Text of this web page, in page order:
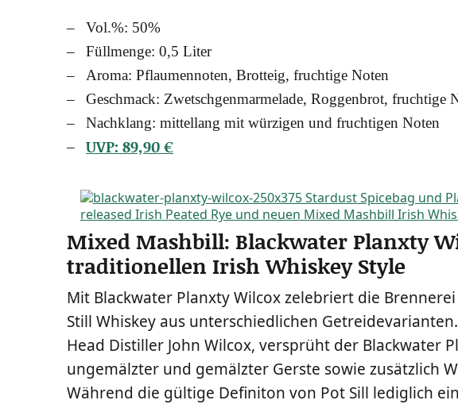
Vol.%: 50%
Füll­men­ge: 0,5 Liter
Aro­ma: Pflau­men­no­ten, Brot­teig, fruch­ti­ge Noten
Geschmack: Zwetsch­ge­n­mar­me­la­de, Rog­gen­brot, fruch­ti­ge
Nach­klang: mit­tel­lang mit wür­zi­gen und fruch­ti­gen Noten
UVP: 89,90 €
Mixed Mashbill: Blackwater Planxty
traditionellen Irish Whiskey Style
Mit Black­wa­ter Planx­ty Wil­cox zele­briert die
Still Whis­key aus unter­schied­li­chen
Head Distil­ler John Wil­cox, ver­sprüht der Black­wa­ter
unge­mälz­ter und gemälz­ter Gers­te sowie zusätz­lich
Wäh­rend die gül­ti­ge Defi­ni­ton von Pot Sill ledig­lich